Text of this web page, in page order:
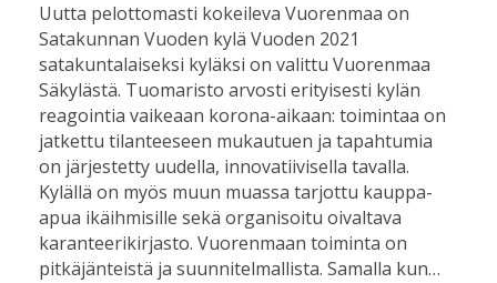
Uutta pelottomasti kokeileva Vuorenmaa on
Satakunnan Vuoden kylä Vuoden 2021
satakuntalaiseksi kyläksi on valittu Vuorenmaa
Säkylästä. Tuomaristo arvosti erityisesti kylän
reagointia vaikeaan korona-aikaan: toimintaa on
jatkettu tilanteeseen mukautuen ja tapahtumia
on järjestetty uudella, innovatiivisella tavalla.
Kylällä on myös muun muassa tarjottu kauppa-
apua ikäihmisille sekä organisoitu oivaltava
karanteerikirjasto. Vuorenmaan toiminta on
pitkäjänteistä ja suunnitelmallista. Samalla kun…